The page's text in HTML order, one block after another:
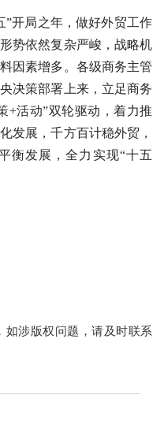
”开局之年，做好外贸工作
势依然复杂严峻，战略机
因素增多。各级商务主管
决策部署上来，立足商务
+活动”双轮驱动，着力推
发展，千方百计稳外贸，
衡发展，全力实现“十五
涉版权问题，请及时联系